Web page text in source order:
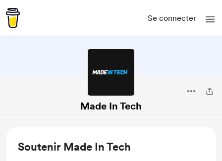
Se connecter
Made In Tech
Soutenir Made In Tech